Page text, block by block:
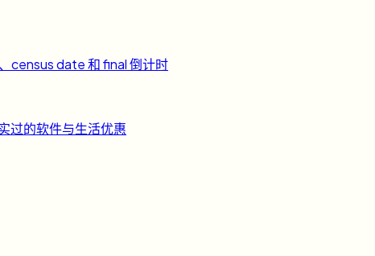
census date 和 final 倒计时
过的软件与生活优惠